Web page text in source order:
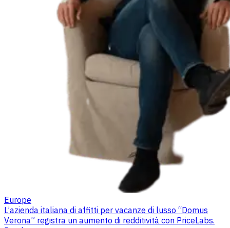
Europe
L’azienda italiana di affitti per vacanze di lusso “Domus
Verona” registra un aumento di redditività con PriceLabs.